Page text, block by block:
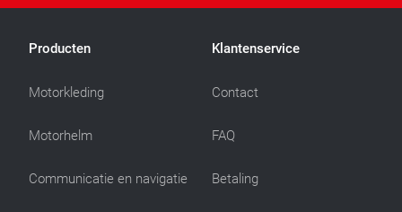
Producten
Motorkleding
Motorhelm
Communicatie en navigatie
Klantenservice
Contact
FAQ
Betaling